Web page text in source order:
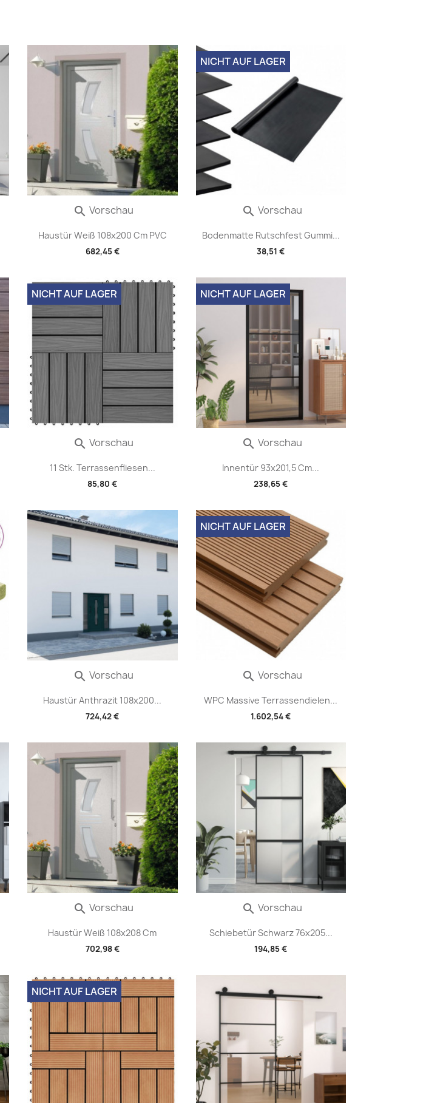
Haustür Weiß 108x200 Cm PVC
682,45 €
 Vorschau
Bodenmatte Rutschfest Gummi...
38,51 €
NICHT AUF LAGER
 Vorschau
11 Stk. Terrassenfliesen...
85,80 €
NICHT AUF LAGER
 Vorschau
Innentür 93x201,5 Cm...
238,65 €
NICHT AUF LAGER
 Vorschau
Haustür Anthrazit 108x200...
724,42 €
 Vorschau
WPC Massive Terrassendielen...
1.602,54 €
NICHT AUF LAGER
 Vorschau
Haustür Weiß 108x208 Cm
702,98 €
 Vorschau
Schiebetür Schwarz 76x205...
194,85 €
 Vorschau
NICHT AUF LAGER